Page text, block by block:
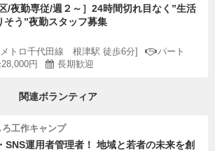
/夜勤専従/週２～］24時間切れ目なく”生活
そう”夜勤スタッフ募集
トロ千代田線 根津駅 徒歩6分]
パート
円
長期歓迎
関連ボランティア
ろ工作キャンプ
SNS運用者管理者！ 地域と若者の未来を創